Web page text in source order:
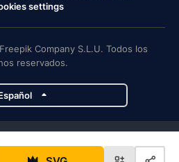
settings
Company S.L.U. Todos los
reservados.